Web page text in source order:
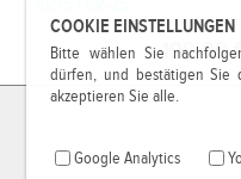
COOKIE EINSTELLUNGEN
Bitte wählen Sie
dürfen, und bestätigen Sie
akzeptieren Sie alle.
Google Analytics
199,99